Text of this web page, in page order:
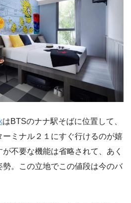
はBTSのナナ駅そばに位置して、
ーミナル２１にすぐ行けるのが嬉
不要な機能は省略されて、あく
勢。この立地でこの値段は今のバ